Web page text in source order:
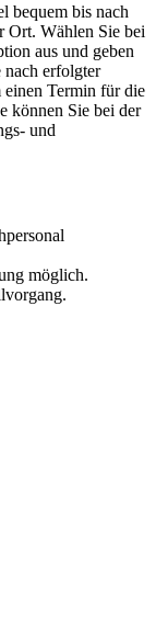
bequem bis nach
Ort. Wählen Sie bei
aus und geben
nach erfolgter
Termin für die
können Sie bei der
und
möglich.